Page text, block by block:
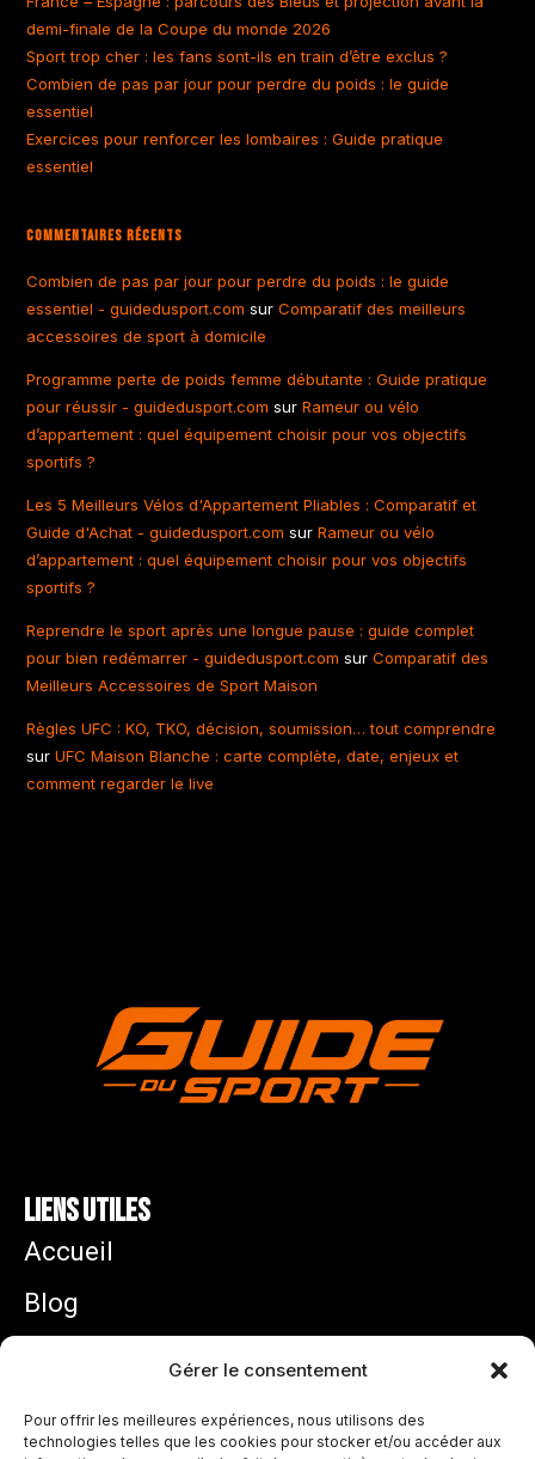
Gérer le consentement
Pour offrir les meilleures expériences, nous utilisons des
technologies telles que les cookies pour stocker et/ou accéder aux
demi-finale de la Coupe du monde 2026
Sport trop cher : les fans sont-ils en train d’être exclus ?
Combien de pas par jour pour perdre du poids : le guide
essentiel
Exercices pour renforcer les lombaires : Guide pratique
essentiel
Commentaires Récents
Combien de pas par jour pour perdre du poids : le guide
essentiel - guidedusport.com surComparatif des meilleurs
accessoires de sport à domicile
Programme perte de poids femme débutante : Guide pratique
pour réussir - guidedusport.com surRameur ou vélo
d’appartement : quel équipement choisir pour vos objectifs
sportifs ?
Les 5 Meilleurs Vélos d'Appartement Pliables : Comparatif et
Guide d'Achat - guidedusport.com surRameur ou vélo
d’appartement : quel équipement choisir pour vos objectifs
sportifs ?
Reprendre le sport après une longue pause : guide complet
pour bien redémarrer - guidedusport.com surComparatif des
Meilleurs Accessoires de Sport Maison
Règles UFC : KO, TKO, décision, soumission… tout comprendre
surUFC Maison Blanche : carte complète, date, enjeux et
comment regarder le live
Liens utiles
Accueil
Blog
Politique de confidentialité